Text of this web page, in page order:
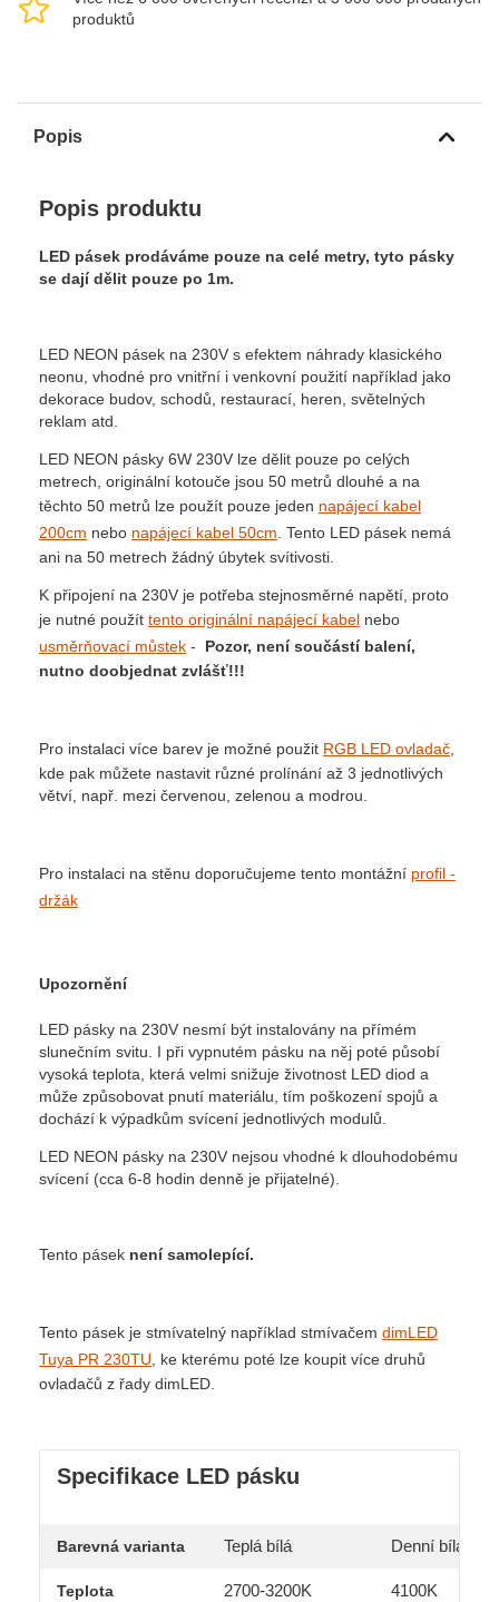
produktů
Popis
Popis produktu
LED pásek prodáváme pouze na celé metry, tyto pásky
se dají dělit pouze po 1m.
LED NEON pásek na 230V s efektem náhrady klasického
neonu, vhodné pro vnitřní i venkovní použití například jako
dekorace budov, schodů, restaurací, heren, světelných
reklam atd.
LED NEON pásky 6W 230V lze dělit pouze po celých
metrech, originální kotouče jsou 50 metrů dlouhé a na
těchto 50 metrů lze použít pouze jeden napájecí kabel
200cm nebo napájecí kabel 50cm . Tento LED pásek nemá
ani na 50 metrech žádný úbytek svítivosti.
K připojení na 230V je potřeba stejnosměrné napětí, proto
je nutné použít tento originální napájecí kabel nebo
usměrňovací můstek -
Pozor, není součástí balení,
nutno doobjednat zvlášť!!!
Pro instalaci více barev je možné použit RGB LED ovladač
kde pak můžete nastavit různé prolínání až 3 jednotlivých
větví, např. mezi červenou, zelenou a modrou.
Pro instalaci na stěnu doporučujeme tento montážní profil -
držák
Upozornění
LED pásky na 230V nesmí být instalovány na přímém
slunečním svitu. I při vypnutém pásku na něj poté působí
vysoká teplota, která velmi snižuje životnost LED diod a
může způsobovat pnutí materiálu, tím poškození spojů a
dochází k výpadkům svícení jednotlivých modulů.
LED NEON pásky na 230V nejsou vhodné k dlouhodobému
svícení (cca 6-8 hodin denně je přijatelné).
Tento pásek není samolepící.
Tento pásek je stmívatelný například stmívačem dimLED
Tuya PR 230TU , ke kterému poté lze koupit více druhů
ovladačů z řady dimLED.
Specifikace LED pásku
Barevná varianta Teplá bílá Denní bílá
Teplota 2700-3200K 4100K